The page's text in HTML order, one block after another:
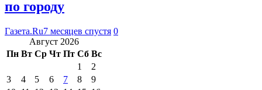
по городу
Газета.Ru7 месяцев спустя 0
Август 2026
Пн Вт Ср Чт Пт Сб Вс
1
2
3
4 5 6 7 8
9